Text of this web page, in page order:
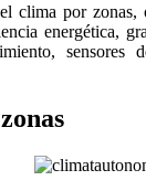
clima por zonas,
energética,
sensores